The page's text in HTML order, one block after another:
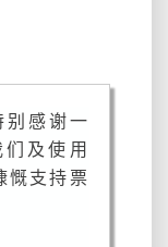
感谢一
及使用
慨支持票